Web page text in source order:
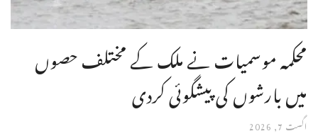
محکمہ موسمیات نے ملک کے مختلف حصوں
میں بارشوں کی پیشگوئی کردی
اگست 7, 2026